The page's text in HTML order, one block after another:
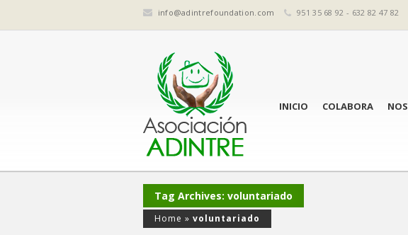
info@adintrefoundation.com 951 35 68 92 - 632 82 47 82
INICIO COLABORA
Tag Archives: voluntariado
Home » voluntariado